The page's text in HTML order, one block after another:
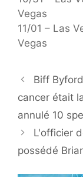
Vegas
11/01 – Las
Vegas
Biff
cancer était
annulé 10
L'officier
possédé